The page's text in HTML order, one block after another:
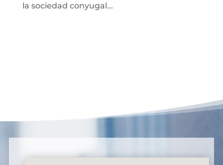
la sociedad conyugal...